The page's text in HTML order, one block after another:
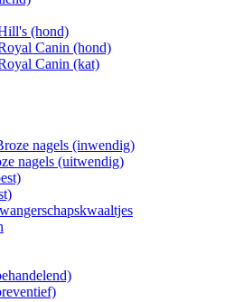
(hond)
Canin (hond)
Canin (kat)
nagels (inwendig)
nagels (uitwendig)